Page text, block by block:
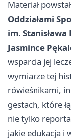
Materiał
Oddziałami
im. Stanisława
Jasmince
wsparcia jej
wymiarze tej
rówieśnikami,
gestach, które
nie tylko
jakie edukacja i